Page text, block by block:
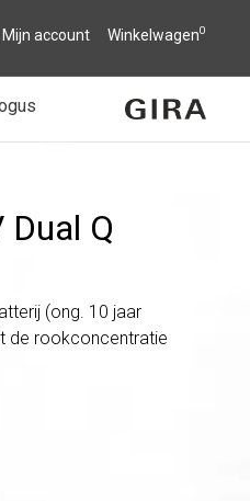
Mijn account Winkelwagen0
Q
(ong. 10 jaar
de rookconcentratie